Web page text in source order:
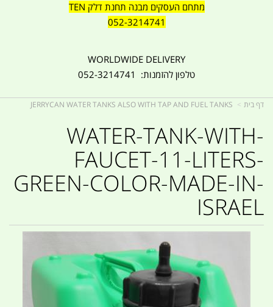
מתחם העסקים מבנה תחנת דלק TEN
052-3214741
WORLDWIDE DELIVERY
טלפון להזמנות: 052-3214741
דף בית JERRYCAN WATER TANKS ALSO WITH TAP AND FUEL TANKS
WATER-TANK-WITH-
FAUCET-11-LITERS-
GREEN-COLOR-MADE-IN-
ISRAEL